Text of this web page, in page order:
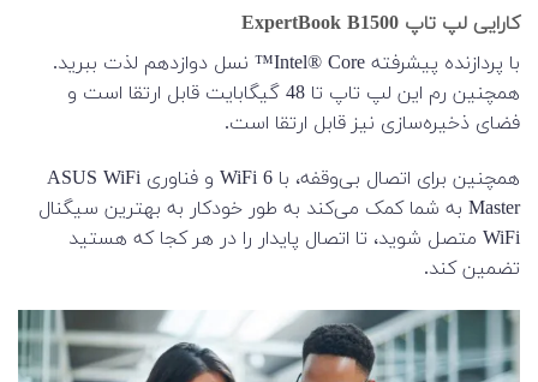
کارایی لپ تاپ ExpertBook B1500
با پردازنده پیشرفته Intel® Core™ نسل دوازدهم لذت ببرید.
همچنین رم این لپ تاپ تا 48 گیگابایت قابل ارتقا است و
فضای ذخیره‌سازی نیز قابل ارتقا است.
همچنین برای اتصال بی‌وقفه، با WiFi 6 و فناوری ASUS WiFi
Master به شما کمک می‌کند به طور خودکار به بهترین سیگنال
WiFi متصل شوید، تا اتصال پایدار را در هر کجا که هستید
تضمین کند.